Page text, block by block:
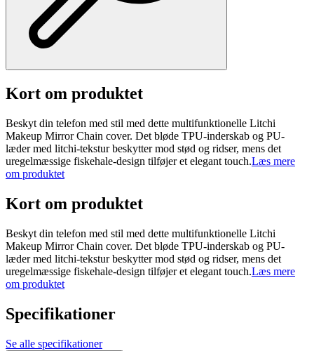
Kort om produktet
Beskyt din telefon med stil med dette multifunktionelle Litchi
Makeup Mirror Chain cover. Det bløde TPU-inderskab og PU-
læder med litchi-tekstur beskytter mod stød og ridser, mens det
uregelmæssige fiskehale-design tilføjer et elegant touch.Læs mere
om produktet
Kort om produktet
Beskyt din telefon med stil med dette multifunktionelle Litchi
Makeup Mirror Chain cover. Det bløde TPU-inderskab og PU-
læder med litchi-tekstur beskytter mod stød og ridser, mens det
uregelmæssige fiskehale-design tilføjer et elegant touch.Læs mere
om produktet
Specifikationer
Se alle specifikationer